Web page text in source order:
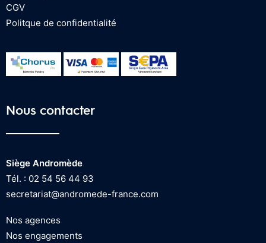
CGV
Politque de confidentialité
Nous contacter
Siège Andromède
Tél. : 02 54 56 44 93
secretariat@andromede-france.com
Nos agences
Nos engagements